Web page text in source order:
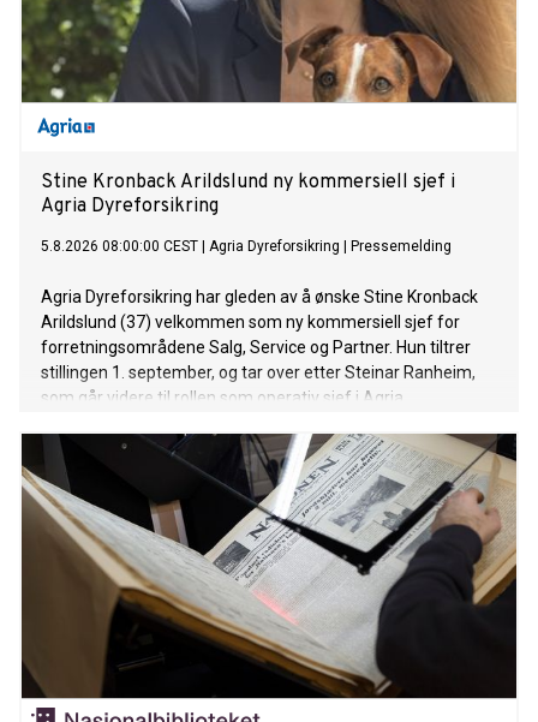
Stine Kronback Arildslund ny kommersiell sjef i
Agria Dyreforsikring
5.8.2026 08:00:00 CEST Agria Dyreforsikring Pressemelding
Agria Dyreforsikring har gleden av å ønske Stine Kronback
Arildslund (37) velkommen som ny kommersiell sjef for
forretningsområdene Salg, Service og Partner. Hun tiltrer
stillingen 1. september, og tar over etter Steinar Ranheim,
som går videre til rollen som operativ sjef i Agria.